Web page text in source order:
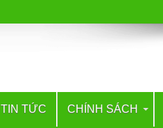
TIN TỨC CHÍNH SÁCH